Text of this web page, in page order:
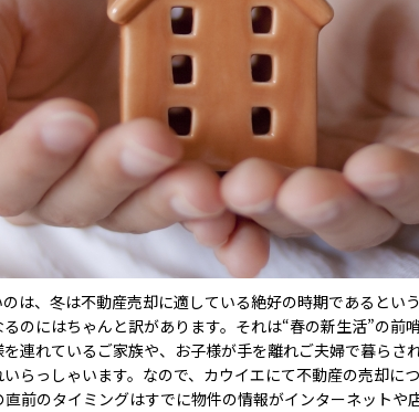
は、冬は不動産売却に適している絶好の時期であると
のにはちゃんと訳があります。それは“春の新生活”の
連れているご家族や、お子様が手を離れご夫婦で暮ら
らっしゃいます。なので、カウイエにて不動産の売却
直前のタイミングはすでに物件の情報がインターネット